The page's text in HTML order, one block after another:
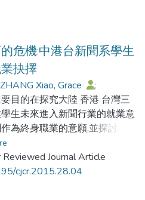
危機:中港台新聞系學生
抉擇
Xiao, Grace
;
佳 ;汪婧 ;徐昌鵬
;
芳
目的在探究大陸 香港 台灣三
生未來進入新聞行業的就業意
為終身職業的意願,並探討相關
究採用問卷調查法,在中港台
482位新聞專業學生.研究結果
專業學生在畢業後希望進入新
Reviewed Journal Article
cjcr.2015.28.04